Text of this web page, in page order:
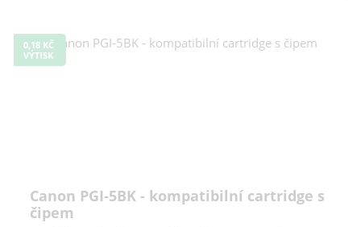
0,18 KČ
VÝTISK
Canon PGI-5BK - kompatibilní cartridge s
čipem